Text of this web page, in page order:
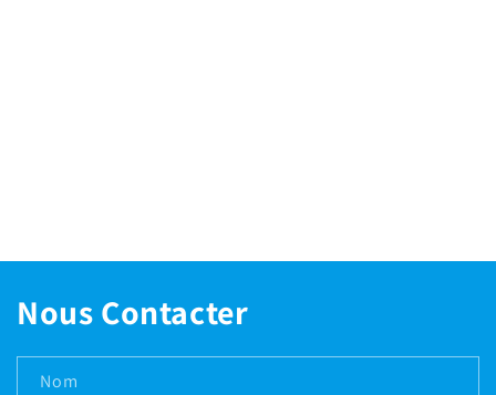
Nous Contacter
Nom